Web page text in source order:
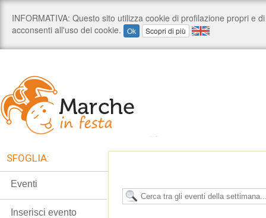
SFOGLIA:
Eventi
Inserisci evento